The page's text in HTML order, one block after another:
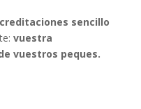
sencillo
vuestra
vuestros peques.